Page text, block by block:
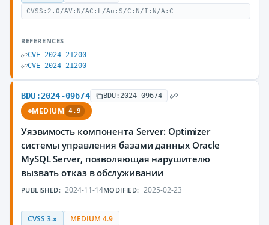
CVSS:2.0/AV:N/AC:L/Au:S/C:N/I:N/A:C
REFERENCES
CVE-2024-21200
CVE-2024-21200
BDU:2024-09674 BDU:2024-09674
MEDIUM 4.9
Уязвимость компонента Server: Optimizer
системы управления базами данных Oracle
MySQL Server, позволяющая нарушителю
вызвать отказ в обслуживании
PUBLISHED: 2024-11-14MODIFIED: 2025-02-23
CVSS 3.x MEDIUM 4.9